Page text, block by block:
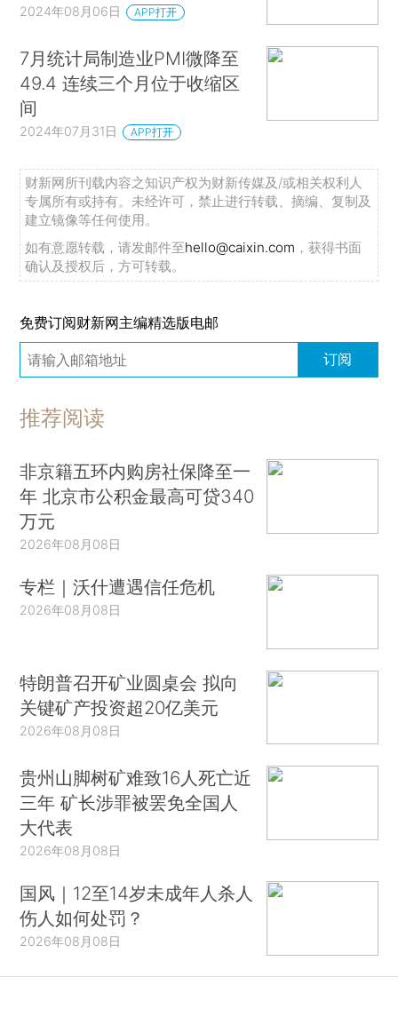
2024年08月06日 APP打开
7月统计局制造业PMI微降至
49.4 连续三个月位于收缩区
间
2024年07月31日 APP打开
财新网所刊载内容之知识产权为财新传媒及/或相关权利人
专属所有或持有。未经许可，禁止进行转载、摘编、复制及
建立镜像等任何使用。
如有意愿转载，请发邮件至hello@caixin.com ，获得书面
确认及授权后，方可转载。
免费订阅财新网主编精选版电邮
订阅
推荐阅读
非京籍五环内购房社保降至一
年 北京市公积金最高可贷340
万元
2026年08月08日
专栏｜沃什遭遇信任危机
2026年08月08日
特朗普召开矿业圆桌会 拟向
关键矿产投资超20亿美元
2026年08月08日
贵州山脚树矿难致16人死亡近
三年 矿长涉罪被罢免全国人
大代表
2026年08月08日
国风｜12至14岁未成年人杀人
伤人如何处罚？
2026年08月08日